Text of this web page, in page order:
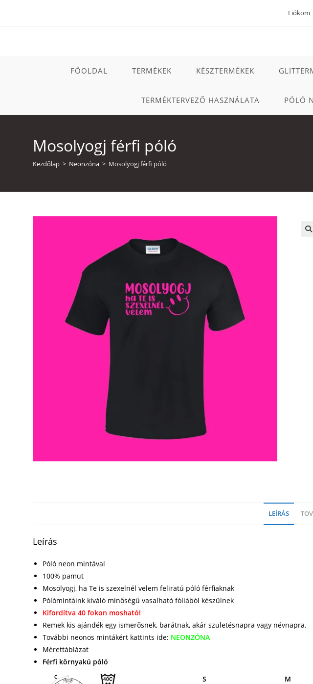
Fiókom
FŐOLDAL TERMÉKEK KÉSZTERMÉKEK
TERMÉKTERVEZŐ HASZNÁLATA PÓLÓ
Mosolyogj férfi póló
Kezdőlap > Neonzóna > Mosolyogj férfi póló
LEÍRÁS
Leírás
Póló neon mintával
100% pamut
Mosolyogj, ha Te is szexelnél velem feliratú póló férfiaknak
Pólómintáink kiváló minőségű vasalható fóliából készülnek
Kifordítva 40 fokon mosható!
Remek kis ajándék egy ismerősnek, barátnak, akár születésnapra vagy névnapra.
További neonos mintákért kattints ide: NEONZÓNA
Mérettáblázat
Férfi környakú póló
S
M